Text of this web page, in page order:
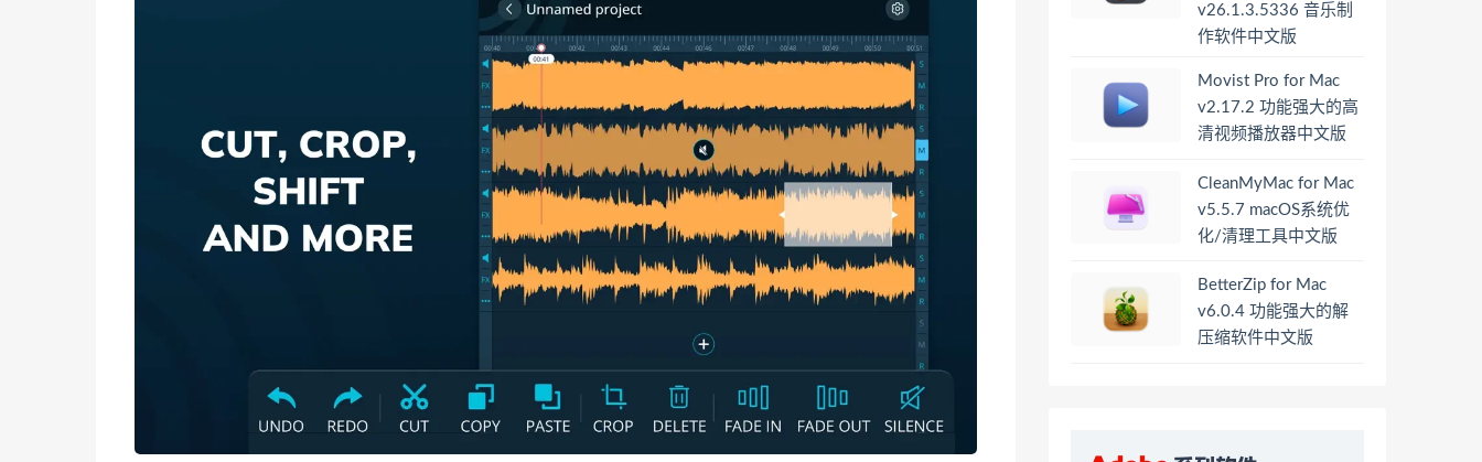
v26.1.3.5336 音乐制
作软件中文版
Movist Pro for Mac
v2.17.2 功能强大的高
清视频播放器中文版
CleanMyMac for Mac
v5.5.7 macOS系统优
化/清理工具中文版
BetterZip for Mac
v6.0.4 功能强大的解
压缩软件中文版